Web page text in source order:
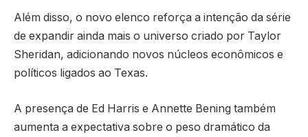
Além disso, o novo elenco reforça a intenção da série
de expandir ainda mais o universo criado por Taylor
Sheridan, adicionando novos núcleos econômicos e
políticos ligados ao Texas.
A presença de Ed Harris e Annette Bening também
aumenta a expectativa sobre o peso dramático da